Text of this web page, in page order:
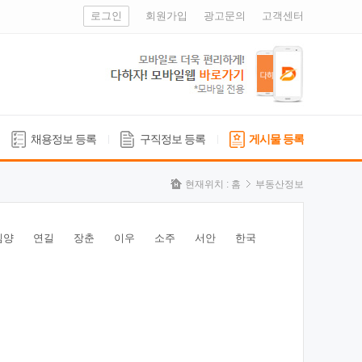
로그인 회원가입 광고문의 고객센터
채용정보 등록 구직정보 등록 게시물 등록
현재위치 : 홈 부동산정보
양 연길 장춘 이우 소주 서안 한국